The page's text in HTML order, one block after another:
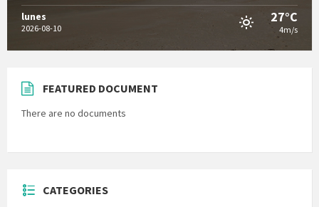
lunes
2026-08-10
27°C
4m/s
FEATURED DOCUMENT
There are no documents
CATEGORIES